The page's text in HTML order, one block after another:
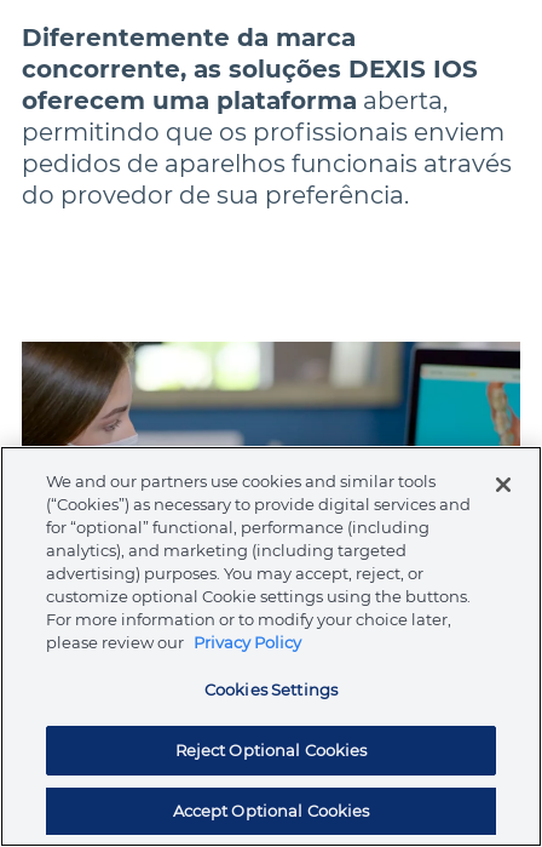
Diferentemente da marca
concorrente, as soluções DEXIS IOS
oferecem uma plataforma aberta,
permitindo que os profissionais enviem
pedidos de aparelhos funcionais através
do provedor de sua preferência.
Depoimentos de Doutores
Spark
We and our partners use cookies and similar tools
(“Cookies”) as necessary to provide digital services and
for “optional” functional, performance (including
analytics), and marketing (including targeted
advertising) purposes. You may accept, reject, or
customize optional Cookie settings using the buttons.
For more information or to modify your choice later,
please review our Privacy Policy
Cookies Settings
Reject Optional Cookies
Accept Optional Cookies